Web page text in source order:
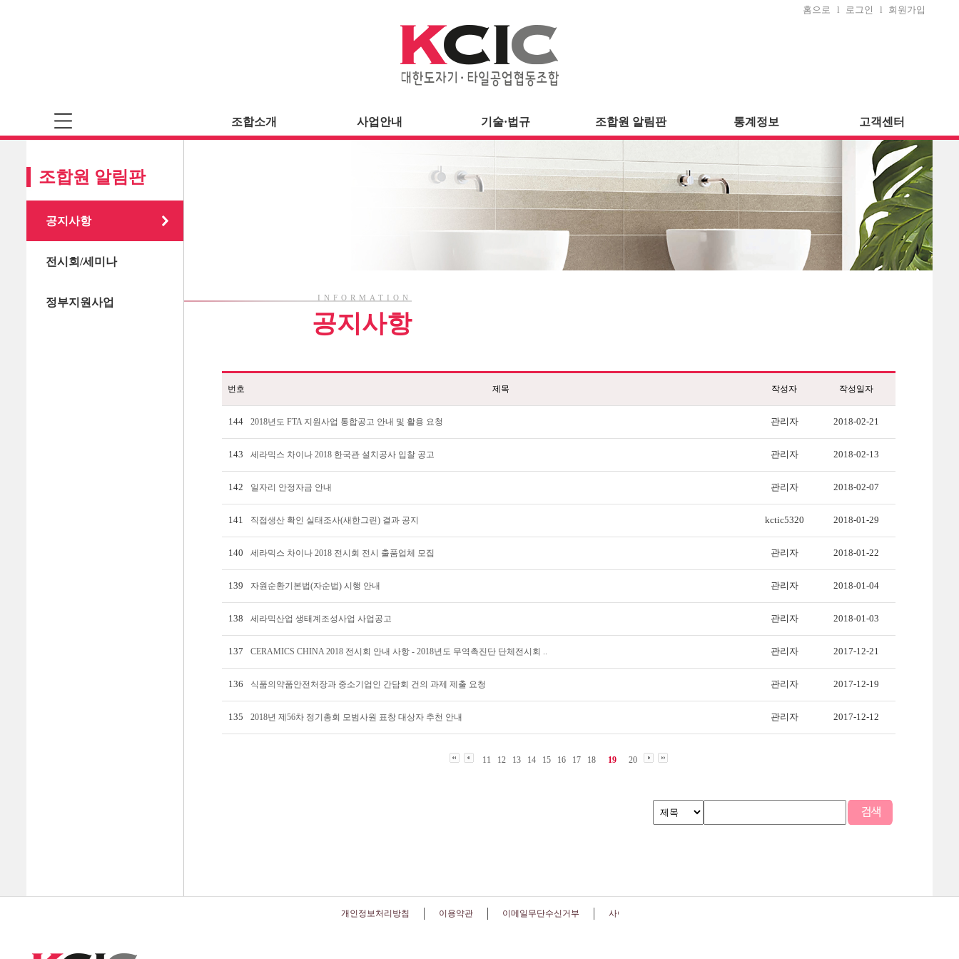
홈으로 l 로그인 l 회원가입
조합소개 사업안내 기술·법규 조합원 알림판 통계정보 고객센터
조합원 알림판
공지사항
전시회/세미나
정부지원사업 INFORMATION
공지사항
번호 제목 작성자 작성일자
144 2018년도 FTA 지원사업 통합공고 안내 및 활용 요청 관리자 2018-02-21
143 세라믹스 차이나 2018 한국관 설치공사 입찰 공고 관리자 2018-02-13
142 일자리 안정자금 안내 관리자 2018-02-07
141 직접생산 확인 실태조사(새한그린) 결과 공지 kctic5320 2018-01-29
140 세라믹스 차이나 2018 전시회 전시 출품업체 모집 관리자 2018-01-22
139 자원순환기본법(자순법) 시행 안내 관리자 2018-01-04
138 세라믹산업 생태계조성사업 사업공고 관리자 2018-01-03
137 CERAMICS CHINA 2018 전시회 안내 사항 - 2018년도 무역촉진단 단체전시회 .. 관리자 2017-12-21
136 식품의약품안전처장과 중소기업인 간담회 건의 과제 제출 요청 관리자 2017-12-19
135 2018년 제56차 정기총회 모범사원 표창 대상자 추천 안내 관리자 2017-12-12
11 12 13 14 15 16 17 18 19 20
개인정보처리방침 이용약관 이메일무단수신거부 사이트맵